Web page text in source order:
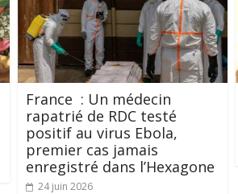
France : Un médecin
rapatrié de RDC testé
positif au virus Ebola,
premier cas jamais
enregistré dans l’Hexagone
24 juin 2026